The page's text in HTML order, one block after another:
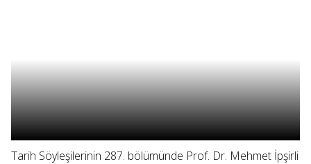
Tarih Söyleşilerinin 287. bölümünde Prof. Dr. Mehmet İpşirli